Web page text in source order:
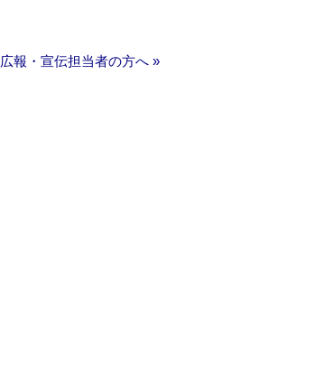
広報・宣伝担当者の方へ »